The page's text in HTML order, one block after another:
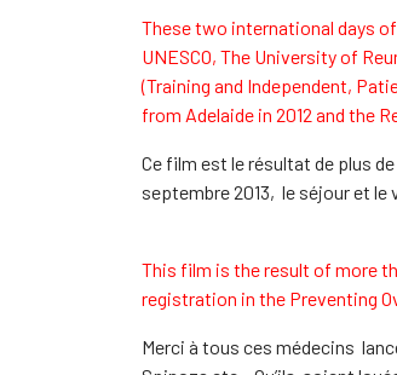
These two international days
UNESCO, The University of
(Training and Independent,
from Adelaide in 2012 and the
Ce film est le résultat de plus
septembre 2013, le séjour et
This film is the result of more
registration in the Preventing
Merci à tous ces médecins